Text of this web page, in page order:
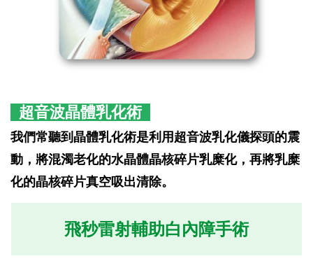
超音波晶體乳化術
我們常聽到晶體乳化術是利用超音波乳化儀探頭的震
動，將混濁老化的水晶體晶核碎片乳糜化，再將乳糜
化的晶核碎片真空吸出清除。
飛秒雷射輔助白內障手術